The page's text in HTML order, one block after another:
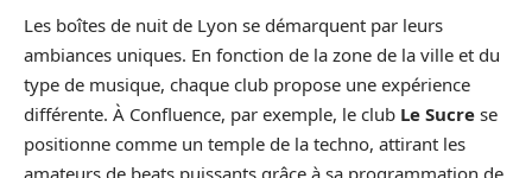
Les boîtes de nuit de Lyon se démarquent par leurs
ambiances uniques. En fonction de la zone de la ville et du
type de musique, chaque club propose une expérience
différente. À Confluence, par exemple, le club Le Sucre se
positionne comme un temple de la techno, attirant les
amateurs de beats puissants grâce à sa programmation de